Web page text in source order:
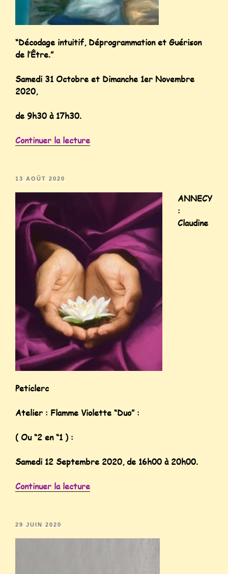
“Décodage intuitif, Déprogrammation et Guérison
de l’Être.”
Samedi 31 Octobre et Dimanche 1er Novembre
2020,
de 9h30 à 17h30.
Continuer la lecture
13 AOÛT 2020
ANNECY
:
Claudine
Peticlerc
Atelier : Flamme Violette “Duo” :
( Ou “2 en “1 ) :
Samedi 12 Septembre 2020, de 16h00 à 20h00.
Continuer la lecture
29 JUIN 2020